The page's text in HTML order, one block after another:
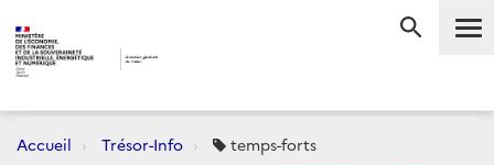
Accueil Trésor-Info temps-forts